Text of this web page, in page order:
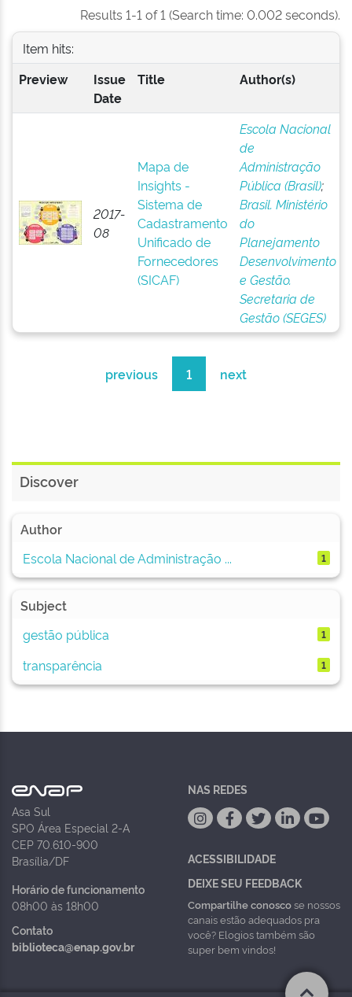
Results 1-1 of 1 (Search time: 0.002 seconds).
Item hits:
Preview
Issue
Date
Title Author(s)
2017-
08
Mapa de
Insights -
Sistema de
Cadastramento
Unificado de
Fornecedores
(SICAF)
Escola Nacional
de
Administração
Pública (Brasil);
Brasil. Ministério
do
Planejamento
Desenvolvimento
e Gestão.
Secretaria de
Gestão (SEGES)
previous 1 next
Discover
Author
Escola Nacional de Administração ...
1
Subject
gestão pública
1
transparência 1
Asa Sul
SPO Área Especial 2-A
CEP 70.610-900
Brasília/DF
Horário de funcionamento
08h00 às 18h00
Contato
biblioteca@enap.gov.br
NAS REDES
ACESSIBILIDADE
DEIXE SEU FEEDBACK
Compartilhe conoscose nossos
canais estão adequados pra
você? Elogios também são
super bem vindos!